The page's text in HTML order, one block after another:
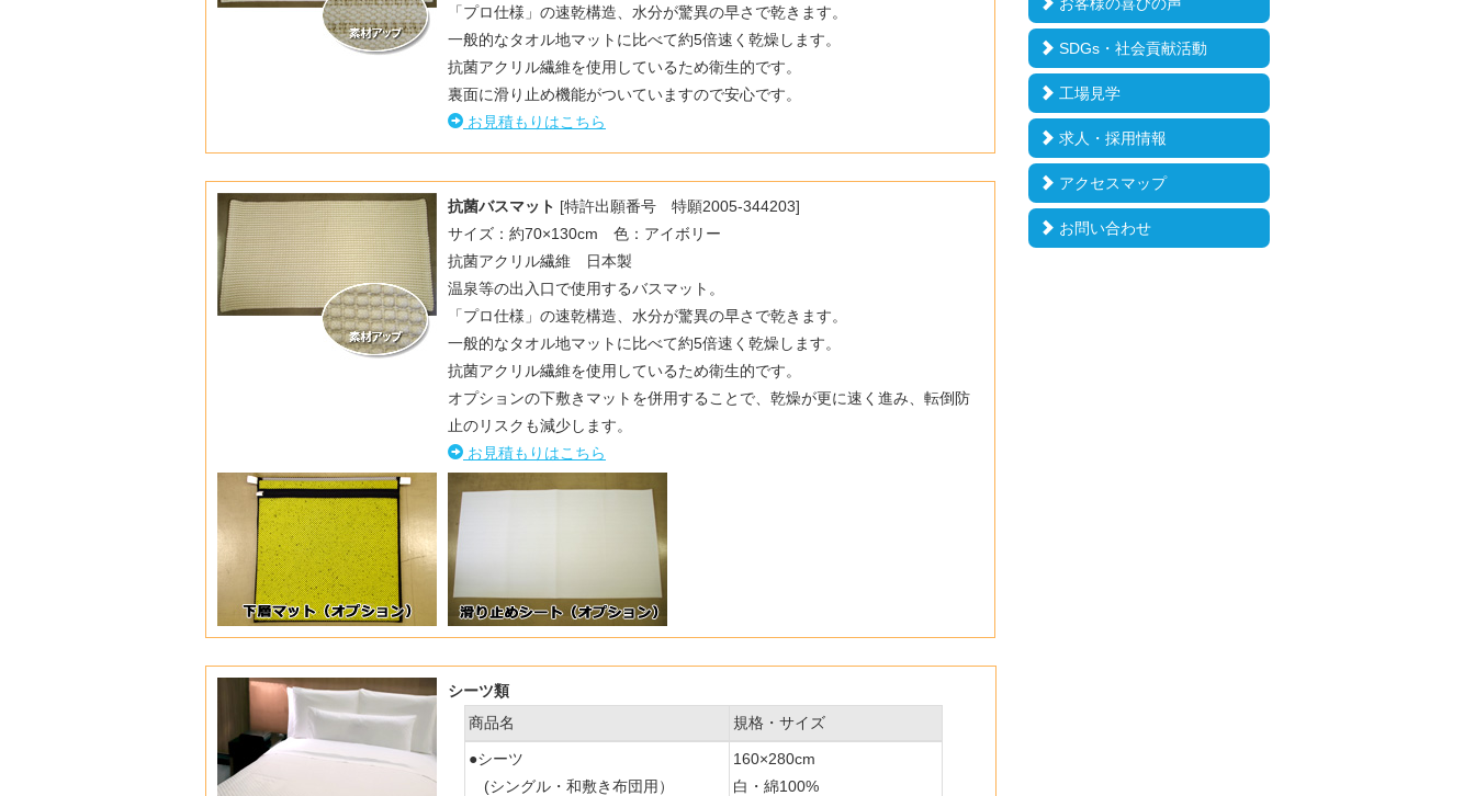
「プロ仕様」の速乾構造、水分が驚異の早さで乾きます。
一般的なタオル地マットに比べて約5倍速く乾燥します。
抗菌アクリル繊維を使用しているため衛生的です。
裏面に滑り止め機能がついていますので安心です。
お見積もりはこちら
抗菌バスマット [特許出願番号 特願2005-344203]
サイズ：約70×130cm 色：アイボリー
抗菌アクリル繊維 日本製
温泉等の出入口で使用するバスマット。
「プロ仕様」の速乾構造、水分が驚異の早さで乾きます。
一般的なタオル地マットに比べて約5倍速く乾燥します。
抗菌アクリル繊維を使用しているため衛生的です。
オプションの下敷きマットを併用することで、乾燥が更に速く進み、転倒防
止のリスクも減少します。
お見積もりはこちら
シーツ類
商品名
規格・サイズ
●シーツ
(シングル・和敷き布団用）
160×280cm
白・綿100%
SDGs・社会貢献活動
工場見学
求人・採用情報
アクセスマップ
お問い合わせ